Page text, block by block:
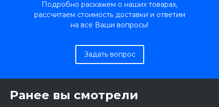
Подробно раскажем о наших товарах,
рассчитаем стоимость доставки и ответим
на все Ваши вопросы!
Задать вопрос
Ранее вы смотрели